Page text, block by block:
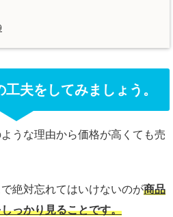
工夫をしてみましょう。
うな理由から価格が高くても売
絶対忘れてはいけないのが商品
っかり見ることです。